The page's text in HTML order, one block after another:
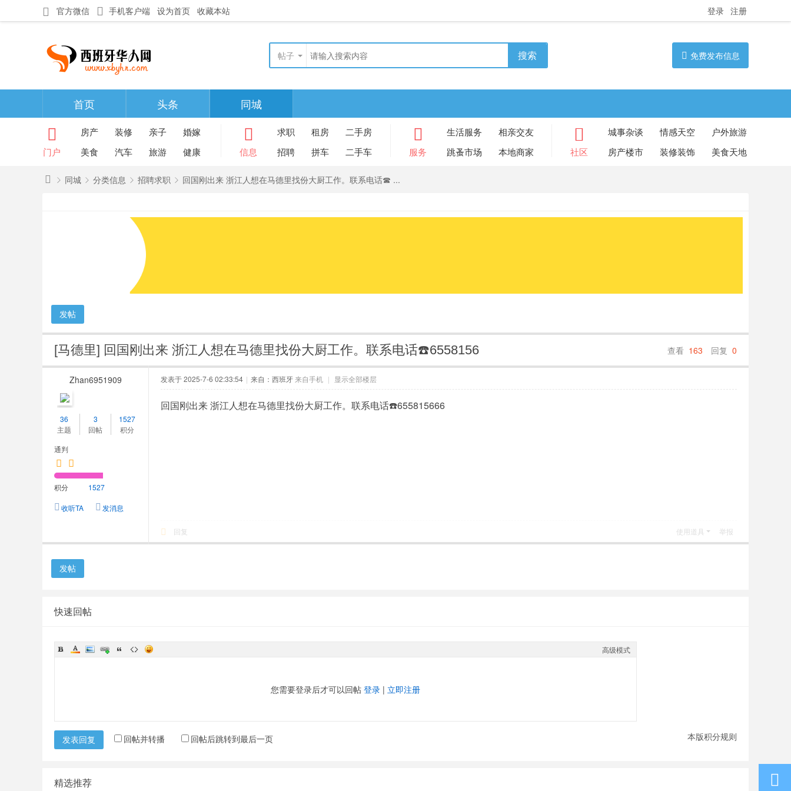
官方微信 手机客户端 设为首页 收藏本站 登录 注册
帖子 搜索 免费发布信息
首页 头条 同城
门户
房产 装修 亲子
婚嫁
美食
汽车 旅游 健康 信息
求职 租房
二手房
招聘
拼车 二手车 服务
生活服务
相亲交友
跳蚤市场
本地商家 社区
城事杂谈 情感天空
户外旅游
房产楼市
装修装饰 美食天地
同城 分类信息 招聘求职 回国刚出来 浙江人想在马德里找份大厨工作。联系电话☎ ...
发帖
查看 163 回复 0
[马德里] 回国刚出来 浙江人想在马德里找份大厨工作。联系电话☎️6558156
Zhan6951909
36
主题
3
回帖
1527
积分
通判
积分 1527
收听TA 发消息
发表于 2025-7-6 02:33:54 | 来自：西班牙来自手机 | 显示全部楼层
回国刚出来 浙江人想在马德里找份大厨工作。联系电话☎️655815666
回复 使用道具 举报
发帖
快速回帖
高级模式
您需要登录后才可以回帖 登录 | 立即注册
本版积分规则
发表回复 回帖并转播 回帖后跳转到最后一页
精选推荐